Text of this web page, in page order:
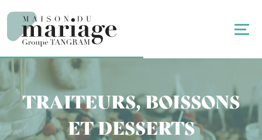
TRAITEURS, BOISSONS
ET DESSERTS